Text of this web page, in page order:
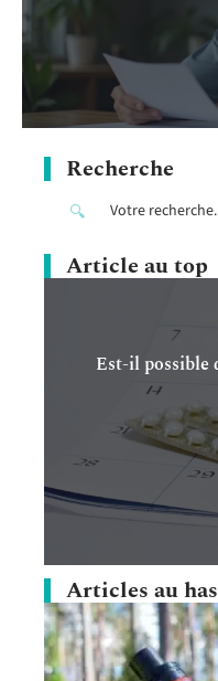
Recherche
Article au top
Est-il possible
Articles au